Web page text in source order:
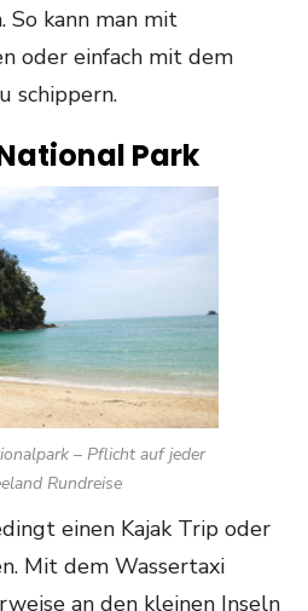
So kann man mit
oder einfach mit dem
schippern.
Park
– Pflicht auf jeder
Rundreise
einen Kajak Trip oder
Mit dem Wassertaxi
an den kleinen Inseln